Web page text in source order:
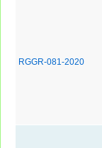
RGGR-081-2020